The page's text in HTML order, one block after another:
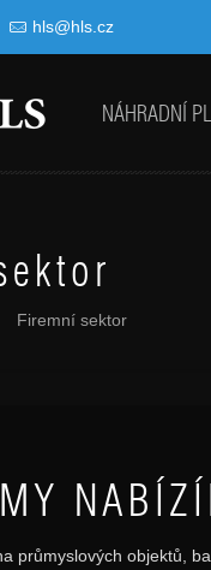
hls@hls.cz
NÁHRADNÍ
Firemní sektor
průmyslových objektů,